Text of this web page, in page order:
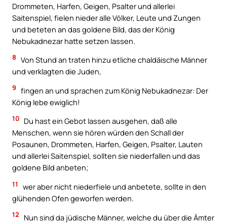
Drommeten, Harfen, Geigen, Psalter und allerlei
Saitenspiel, fielen nieder alle Völker, Leute und Zungen
und beteten an das goldene Bild, das der König
Nebukadnezar hatte setzen lassen.
8 Von Stund an traten hinzu etliche chaldäische Männer
und verklagten die Juden,
9 fingen an und sprachen zum König Nebukadnezar: Der
König lebe ewiglich!
10 Du hast ein Gebot lassen ausgehen, daß alle
Menschen, wenn sie hören würden den Schall der
Posaunen, Drommeten, Harfen, Geigen, Psalter, Lauten
und allerlei Saitenspiel, sollten sie niederfallen und das
goldene Bild anbeten;
11
wer aber nicht niederfiele und anbetete, sollte in den
glühenden Ofen geworfen werden.
12
Nun sind da jüdische Männer, welche du über die Ämter